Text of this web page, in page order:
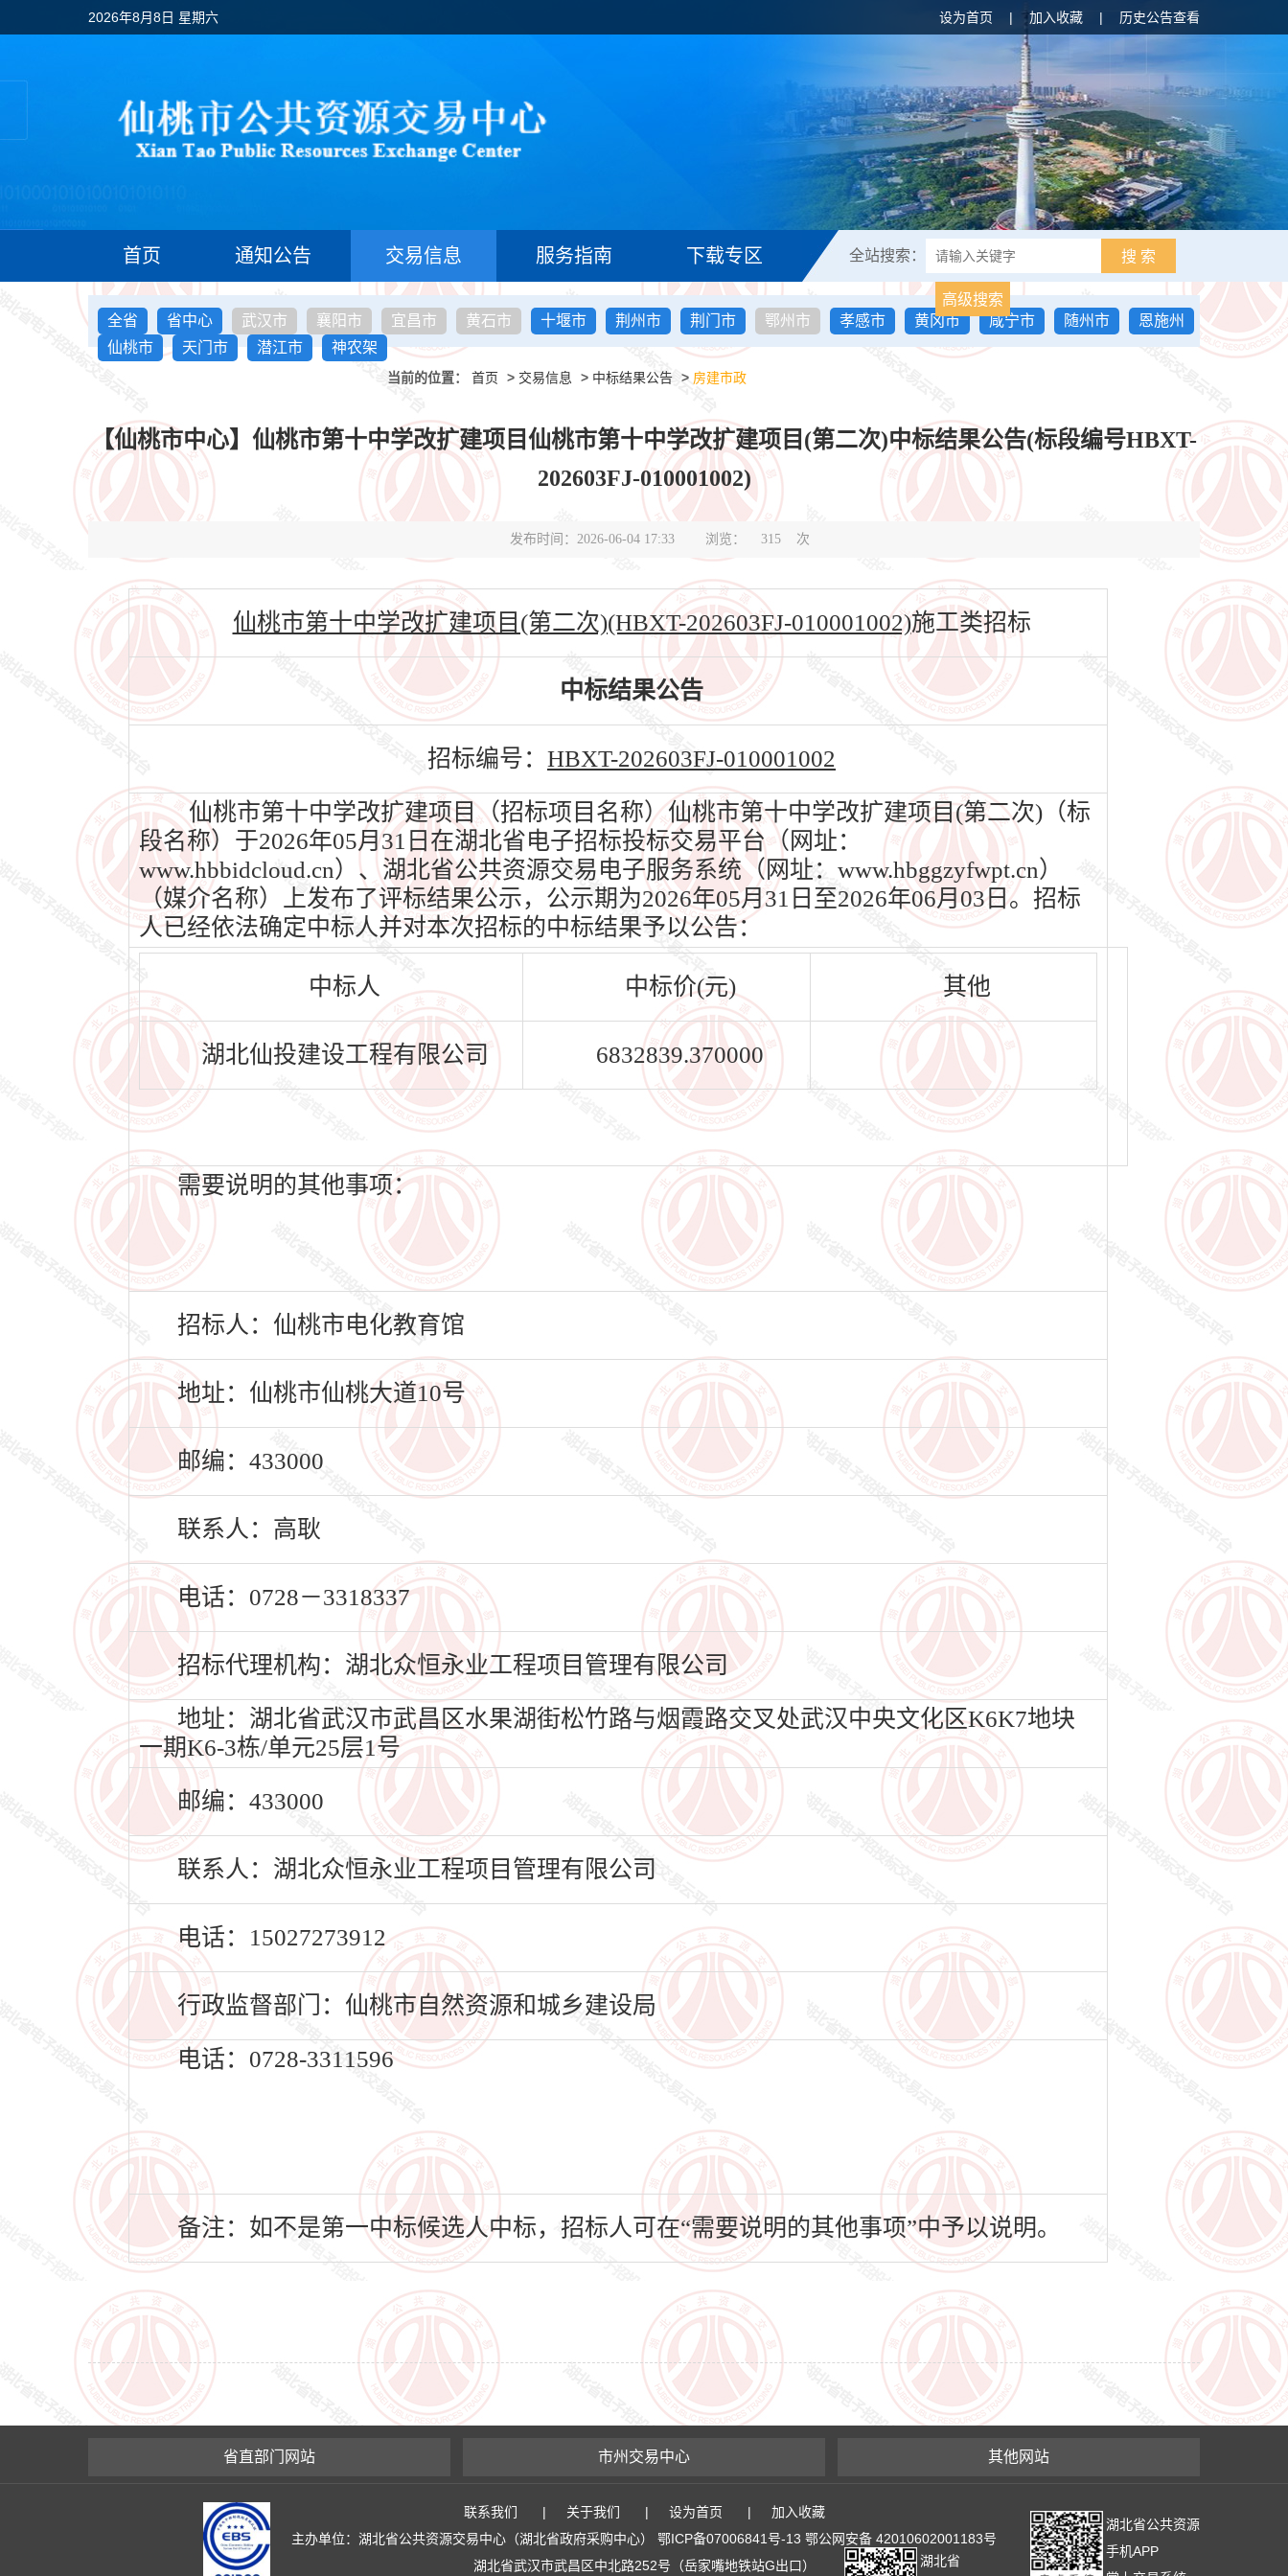
2026年8月8日 星期六 设为首页 | 加入收藏 | 历史公告查看
首页 通知公告 交易信息 服务指南 下载专区 全站搜索： 搜 索
高级搜索
全省
省中心 武汉市 襄阳市 宜昌市 黄石市 十堰市 荆州市 荆门市 鄂州市 孝感市 黄冈市 咸宁市 随州市
恩施州
仙桃市
天门市 潜江市 神农架
当前的位置： 首页 > 交易信息 > 中标结果公告 > 房建市政
【仙桃市中心】仙桃市第十中学改扩建项目仙桃市第十中学改扩建项目(第二次)中标结果公告(标段编号HBXT-
202603FJ-010001002)
发布时间：2026-06-04 17:33 浏览： 315 次
仙桃市第十中学改扩建项目(第二次)(HBXT-202603FJ-010001002)施工类招标
中标结果公告
招标编号： HBXT-202603FJ-010001002
仙桃市第十中学改扩建项目（招标项目名称）仙桃市第十中学改扩建项目(第二次)（标
段名称）于2026年05月31日在湖北省电子招标投标交易平台（网址：
www.hbbidcloud.cn）、湖北省公共资源交易电子服务系统（网址：www.hbggzyfwpt.cn）
（媒介名称）上发布了评标结果公示，公示期为2026年05月31日至2026年06月03日。招标
人已经依法确定中标人并对本次招标的中标结果予以公告：
中标人 中标价(元) 其他
湖北仙投建设工程有限公司 6832839.370000
需要说明的其他事项：
招标人：仙桃市电化教育馆
地址：仙桃市仙桃大道10号
邮编：433000
联系人：高耿
电话：0728－3318337
招标代理机构：湖北众恒永业工程项目管理有限公司
地址：湖北省武汉市武昌区水果湖街松竹路与烟霞路交叉处武汉中央文化区K6K7地块
一期K6-3栋/单元25层1号
邮编：433000
联系人：湖北众恒永业工程项目管理有限公司
电话：15027273912
行政监督部门：仙桃市自然资源和城乡建设局
电话：0728-3311596
备注：如不是第一中标候选人中标，招标人可在“需要说明的其他事项”中予以说明。
省直部门网站 市州交易中心 其他网站
联系我们 | 关于我们 | 设为首页 |
加入收藏
主办单位：湖北省公共资源交易中心（湖北省政府采购中心） 鄂ICP备07006841号-13 鄂公网安备 42010602001183号
湖北省武汉市武昌区中北路252号（岳家嘴地铁站G出口）
湖北省
湖北省公共资源
手机APP